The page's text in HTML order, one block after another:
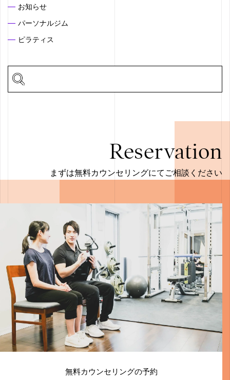
お知らせ
パーソナルジム
ピラティス
Reservation
まずは無料カウンセリングにてご相談ください
無料カウンセリングの予約